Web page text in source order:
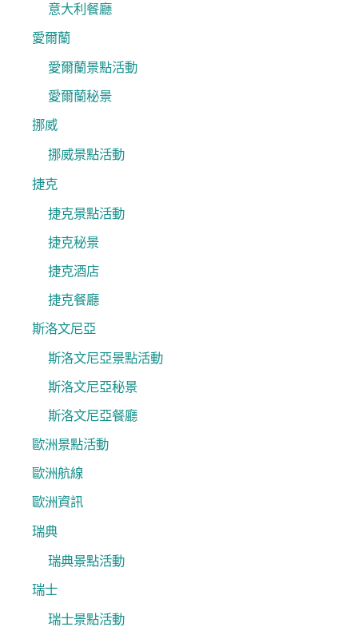
意大利餐廳
愛爾蘭
愛爾蘭景點活動
愛爾蘭秘景
挪威
挪威景點活動
捷克
捷克景點活動
捷克秘景
捷克酒店
捷克餐廳
斯洛文尼亞
斯洛文尼亞景點活動
斯洛文尼亞秘景
斯洛文尼亞餐廳
歐洲景點活動
歐洲航線
歐洲資訊
瑞典
瑞典景點活動
瑞士
瑞士景點活動